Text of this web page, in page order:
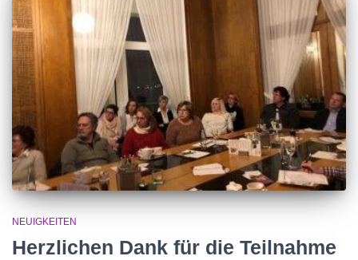
NEUIGKEITEN
Herzlichen Dank für die Teilnahme